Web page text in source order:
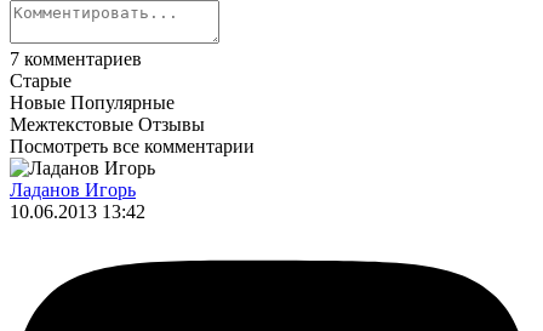
7 комментариев
Старые
Новые Популярные
Межтекстовые Отзывы
Посмотреть все комментарии
Ладанов Игорь
10.06.2013 13:42